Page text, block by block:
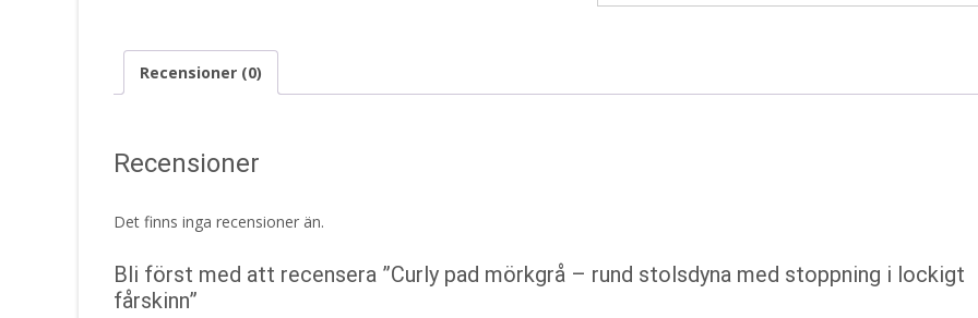
Recensioner (0)
Recensioner
Det finns inga recensioner än.
Bli först med att recensera ”Curly pad mörkgrå – rund stolsdyna med stoppning i lockigt
fårskinn”